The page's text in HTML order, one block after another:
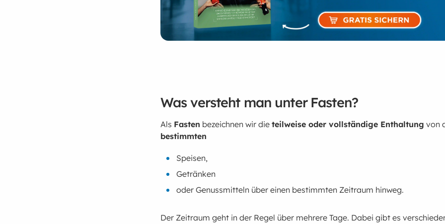
Was versteht man unter Fasten?
Als Fasten bezeichnen wir dieteilweise oder vollständige Enthaltung von
bestimmten
Speisen,
Getränken
oder Genussmitteln über einen bestimmten Zeitraum hinweg.
Der Zeitraum geht in der Regel über mehrere Tage. Dabei gibt es